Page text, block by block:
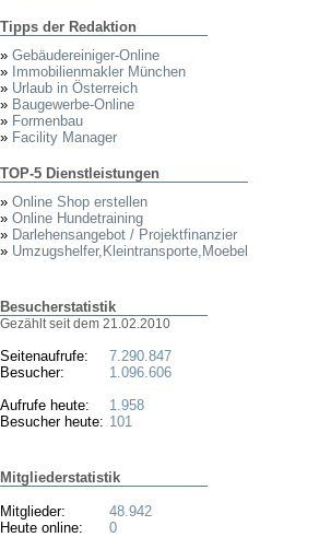
Tipps der Redaktion
» Gebäudereiniger-Online
» Immobilienmakler München
» Urlaub in Österreich
» Baugewerbe-Online
» Formenbau
» Facility Manager
TOP-5 Dienstleistungen
» Online Shop erstellen
» Online Hundetraining
» Darlehensangebot / Projektfinanzier
» Umzugshelfer,Kleintransporte,Moebel
Besucherstatistik
Gezählt seit dem 21.02.2010
Seitenaufrufe:
Besucher:
Aufrufe heute:
Besucher heute:
7.290.847
1.096.606
1.958
101
Mitgliederstatistik
Mitglieder:
Heute online:
48.942
0